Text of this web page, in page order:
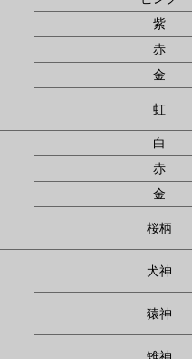
紫
赤
金
虹
白
赤
金
桜柄
犬神
猿神